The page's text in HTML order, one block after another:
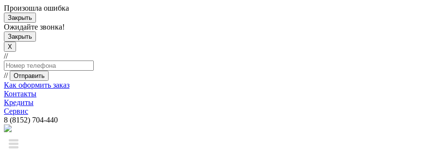
Произошла ошибка
Закрыть
Ожидайте звонка!
Закрыть
X
//
// Отправить
Как оформить заказ
Контакты
Кредиты
Сервис
8 (8152) 704-440